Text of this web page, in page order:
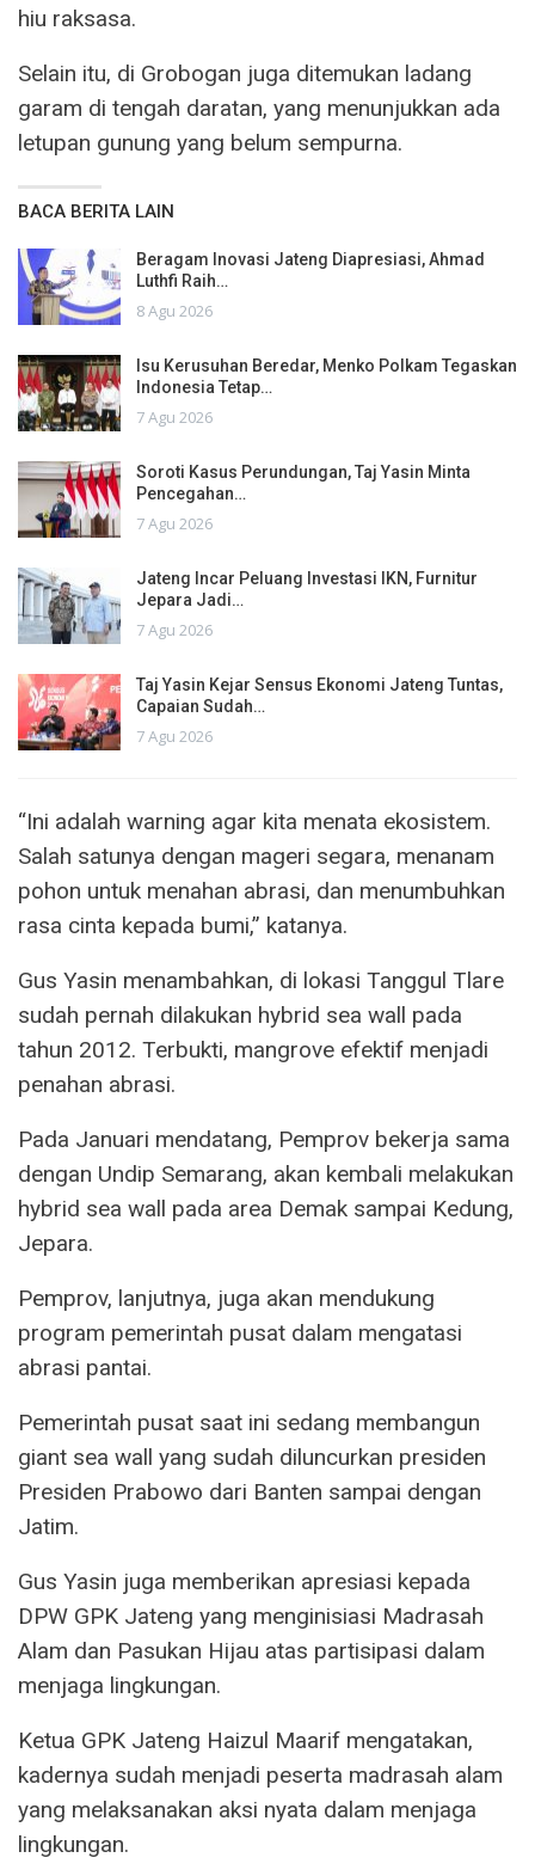
hiu raksasa.
Selain itu, di Grobogan juga ditemukan ladang
garam di tengah daratan, yang menunjukkan ada
letupan gunung yang belum sempurna.
BACA BERITA LAIN
Beragam Inovasi Jateng Diapresiasi, Ahmad
Luthfi Raih…
8 Agu 2026
Isu Kerusuhan Beredar, Menko Polkam Tegaskan
Indonesia Tetap…
7 Agu 2026
Soroti Kasus Perundungan, Taj Yasin Minta
Pencegahan…
7 Agu 2026
Jateng Incar Peluang Investasi IKN, Furnitur
Jepara Jadi…
7 Agu 2026
Taj Yasin Kejar Sensus Ekonomi Jateng Tuntas,
Capaian Sudah…
7 Agu 2026
“Ini adalah warning agar kita menata ekosistem.
Salah satunya dengan mageri segara, menanam
pohon untuk menahan abrasi, dan menumbuhkan
rasa cinta kepada bumi,” katanya.
Gus Yasin menambahkan, di lokasi Tanggul Tlare
sudah pernah dilakukan hybrid sea wall pada
tahun 2012. Terbukti, mangrove efektif menjadi
penahan abrasi.
Pada Januari mendatang, Pemprov bekerja sama
dengan Undip Semarang, akan kembali melakukan
hybrid sea wall pada area Demak sampai Kedung,
Jepara.
Pemprov, lanjutnya, juga akan mendukung
program pemerintah pusat dalam mengatasi
abrasi pantai.
Pemerintah pusat saat ini sedang membangun
giant sea wall yang sudah diluncurkan presiden
Presiden Prabowo dari Banten sampai dengan
Jatim.
Gus Yasin juga memberikan apresiasi kepada
DPW GPK Jateng yang menginisiasi Madrasah
Alam dan Pasukan Hijau atas partisipasi dalam
menjaga lingkungan.
Ketua GPK Jateng Haizul Maarif mengatakan,
kadernya sudah menjadi peserta madrasah alam
yang melaksanakan aksi nyata dalam menjaga
lingkungan.